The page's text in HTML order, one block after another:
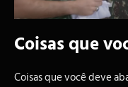
Coisas que
Coisas que você deve